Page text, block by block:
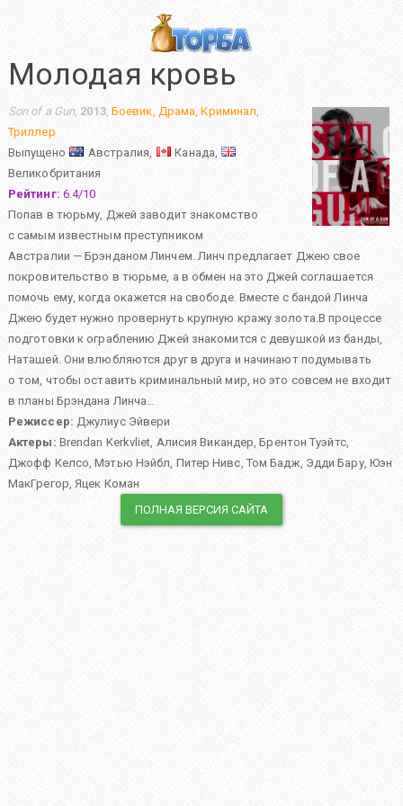
Молодая кровь
Son of a Gun, 2013, Боевик, Драма,Криминал,
Триллер
Выпущено
Австралия,
Канада,
Великобритания
Рейтинг: 6.4/10
Попав в тюрьму, Джей заводит знакомство
с самым известным преступником
Австралии — Брэнданом Линчем. Линч предлагает Джею свое
покровительство в тюрьме, а в обмен на это Джей соглашается
помочь ему, когда окажется на свободе. Вместе с бандой Линча
Джею будет нужно провернуть крупную кражу золота.В процессе
подготовки к ограблению Джей знакомится с девушкой из банды,
Наташей. Они влюбляются друг в друга и начинают подумывать
о том, чтобы оставить криминальный мир, но это совсем не входит
в планы Брэндана Линча…
Режиссер: Джулиус Эйвери
Актеры: Brendan Kerkvliet, Алисия Викандер,Брентон Туэйтс,
Джофф Келсо,Мэтью Нэйбл, Питер Нивс,Том Бадж, Эдди Бару, Юэн
МакГрегор,Яцек Коман
ПОЛНАЯ ВЕРСИЯ САЙТА